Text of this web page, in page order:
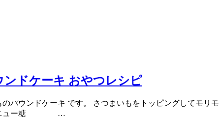
ンドケーキ おやつレシピ
パウンドケーキ です。 さつまいもをトッピングしてモ
ュー糖 …